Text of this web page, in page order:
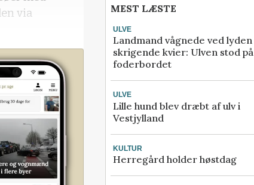
via
MEST LÆSTE
ULVE
Landmand vågnede ved lyden
skrigende kvier: Ulven stod på
foderbordet
ULVE
Lille hund blev dræbt af ulv i
Vestjylland
KULTUR
Herregård holder høstdag